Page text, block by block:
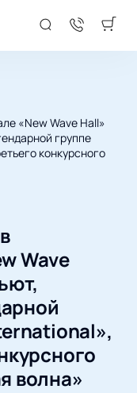
«New Wave Hall»
группе
конкурсного
Wave
волна»